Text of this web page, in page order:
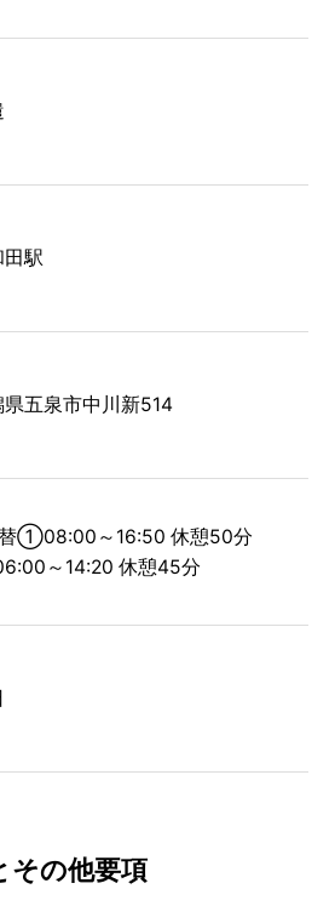
田駅
県五泉市中川新514
①08:00～16:50 休憩50分
～14:20 休憩45分
その他要項